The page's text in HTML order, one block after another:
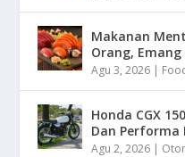
Makanan
Orang, Emang
Agu 3, 2026 |
Honda CGX
Dan Performa
Agu 2, 2026 |